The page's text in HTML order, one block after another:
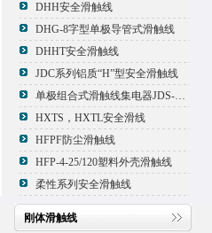
DHH安全滑触线
DHG-8字型单极导管式滑触线
DHHT安全滑触线
JDC系列铝质“H”型安全滑触线
单极组合式滑触线集电器JDS-500*2
HXTS，HXTL安全滑线
HFPF防尘滑触线
HFP-4-25/120塑料外壳滑触线
柔性系列安全滑触线
刚体滑触线